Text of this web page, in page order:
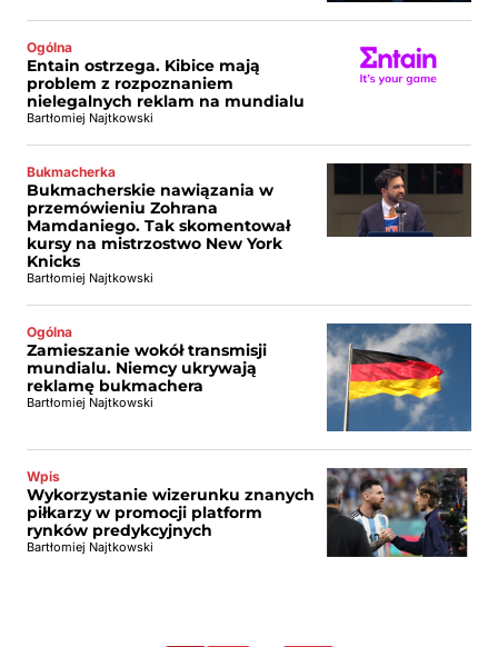
Ogólna
Entain ostrzega. Kibice mają
problem z rozpoznaniem
nielegalnych reklam na mundialu
Bartłomiej Najtkowski
Bukmacherka
Bukmacherskie nawiązania w
przemówieniu Zohrana
Mamdaniego. Tak skomentował
kursy na mistrzostwo New York
Knicks
Bartłomiej Najtkowski
Ogólna
Zamieszanie wokół transmisji
mundialu. Niemcy ukrywają
reklamę bukmachera
Bartłomiej Najtkowski
Wpis
Wykorzystanie wizerunku znanych
piłkarzy w promocji platform
rynków predykcyjnych
Bartłomiej Najtkowski